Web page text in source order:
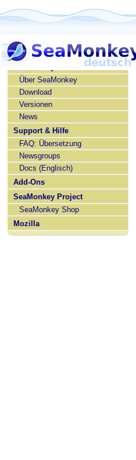
SeaMonkey deutsch
Über SeaMonkey
Download
Versionen
News
Support & Hilfe
FAQ: Übersetzung
Newsgroups
Docs (Englisch)
Add-Ons
SeaMonkey Project
SeaMonkey Shop
Mozilla